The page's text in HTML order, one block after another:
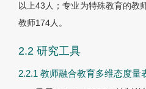
以上43人；专业为特殊教育的教
教师174人。
2.2 研究工具
2.2.1 教师融合教育多维态度量